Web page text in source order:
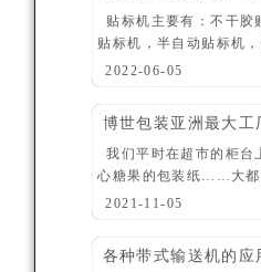
贴标机主要有：不干胶
贴标机，半自动贴标机
机，贴标签机，自动粘
完成平面粘贴，包装物
2022-06-05
博世包装亚洲最大工
我们平时在超市的柜台
心糖果的包装纸……大都
miniwrap2000，它是博
个糖果靓装出世。 近
2021-11-05
各种带式输送机的应